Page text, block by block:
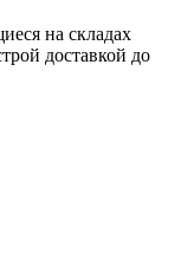
на складах
доставкой до